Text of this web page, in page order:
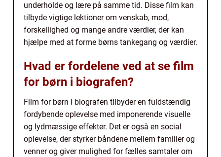
underholde og lære på samme tid. Disse film kan
tilbyde vigtige lektioner om venskab, mod,
forskellighed og mange andre værdier, der kan
hjælpe med at forme børns tankegang og værdier.
Hvad er fordelene ved at se film
for børn i biografen?
Film for børn i biografen tilbyder en fuldstændig
fordybende oplevelse med imponerende visuelle
og lydmæssige effekter. Det er også en social
oplevelse, der styrker båndene mellem familier og
venner og giver mulighed for fælles samtaler om